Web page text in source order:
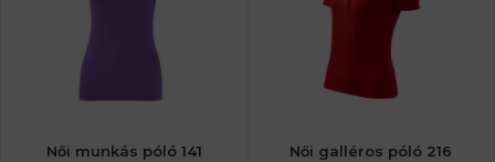
Női munkás póló 141 Női galléros póló 216